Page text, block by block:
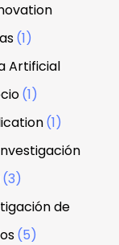
(1)
Artificial
(1)
(1)
(3)
de
(5)